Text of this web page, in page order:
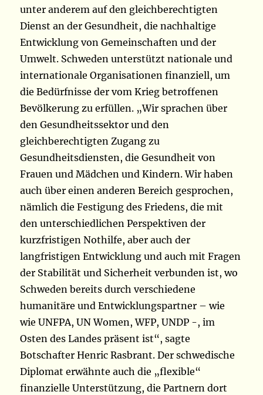
unter anderem auf den gleichberechtigten
Dienst an der Gesundheit, die nachhaltige
Entwicklung von Gemeinschaften und der
Umwelt. Schweden unterstützt nationale und
internationale Organisationen finanziell, um
die Bedürfnisse der vom Krieg betroffenen
Bevölkerung zu erfüllen. „Wir sprachen über
den Gesundheitssektor und den
gleichberechtigten Zugang zu
Gesundheitsdiensten, die Gesundheit von
Frauen und Mädchen und Kindern. Wir haben
auch über einen anderen Bereich gesprochen,
nämlich die Festigung des Friedens, die mit
den unterschiedlichen Perspektiven der
kurzfristigen Nothilfe, aber auch der
langfristigen Entwicklung und auch mit Fragen
der Stabilität und Sicherheit verbunden ist, wo
Schweden bereits durch verschiedene
humanitäre und Entwicklungspartner – wie
wie UNFPA, UN Women, WFP, UNDP -, im
Osten des Landes präsent ist“, sagte
Botschafter Henric Rasbrant. Der schwedische
Diplomat erwähnte auch die „flexible“
finanzielle Unterstützung, die Partnern dort